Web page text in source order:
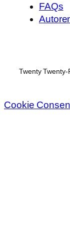
FAQs
Twenty Twenty-
Cookie